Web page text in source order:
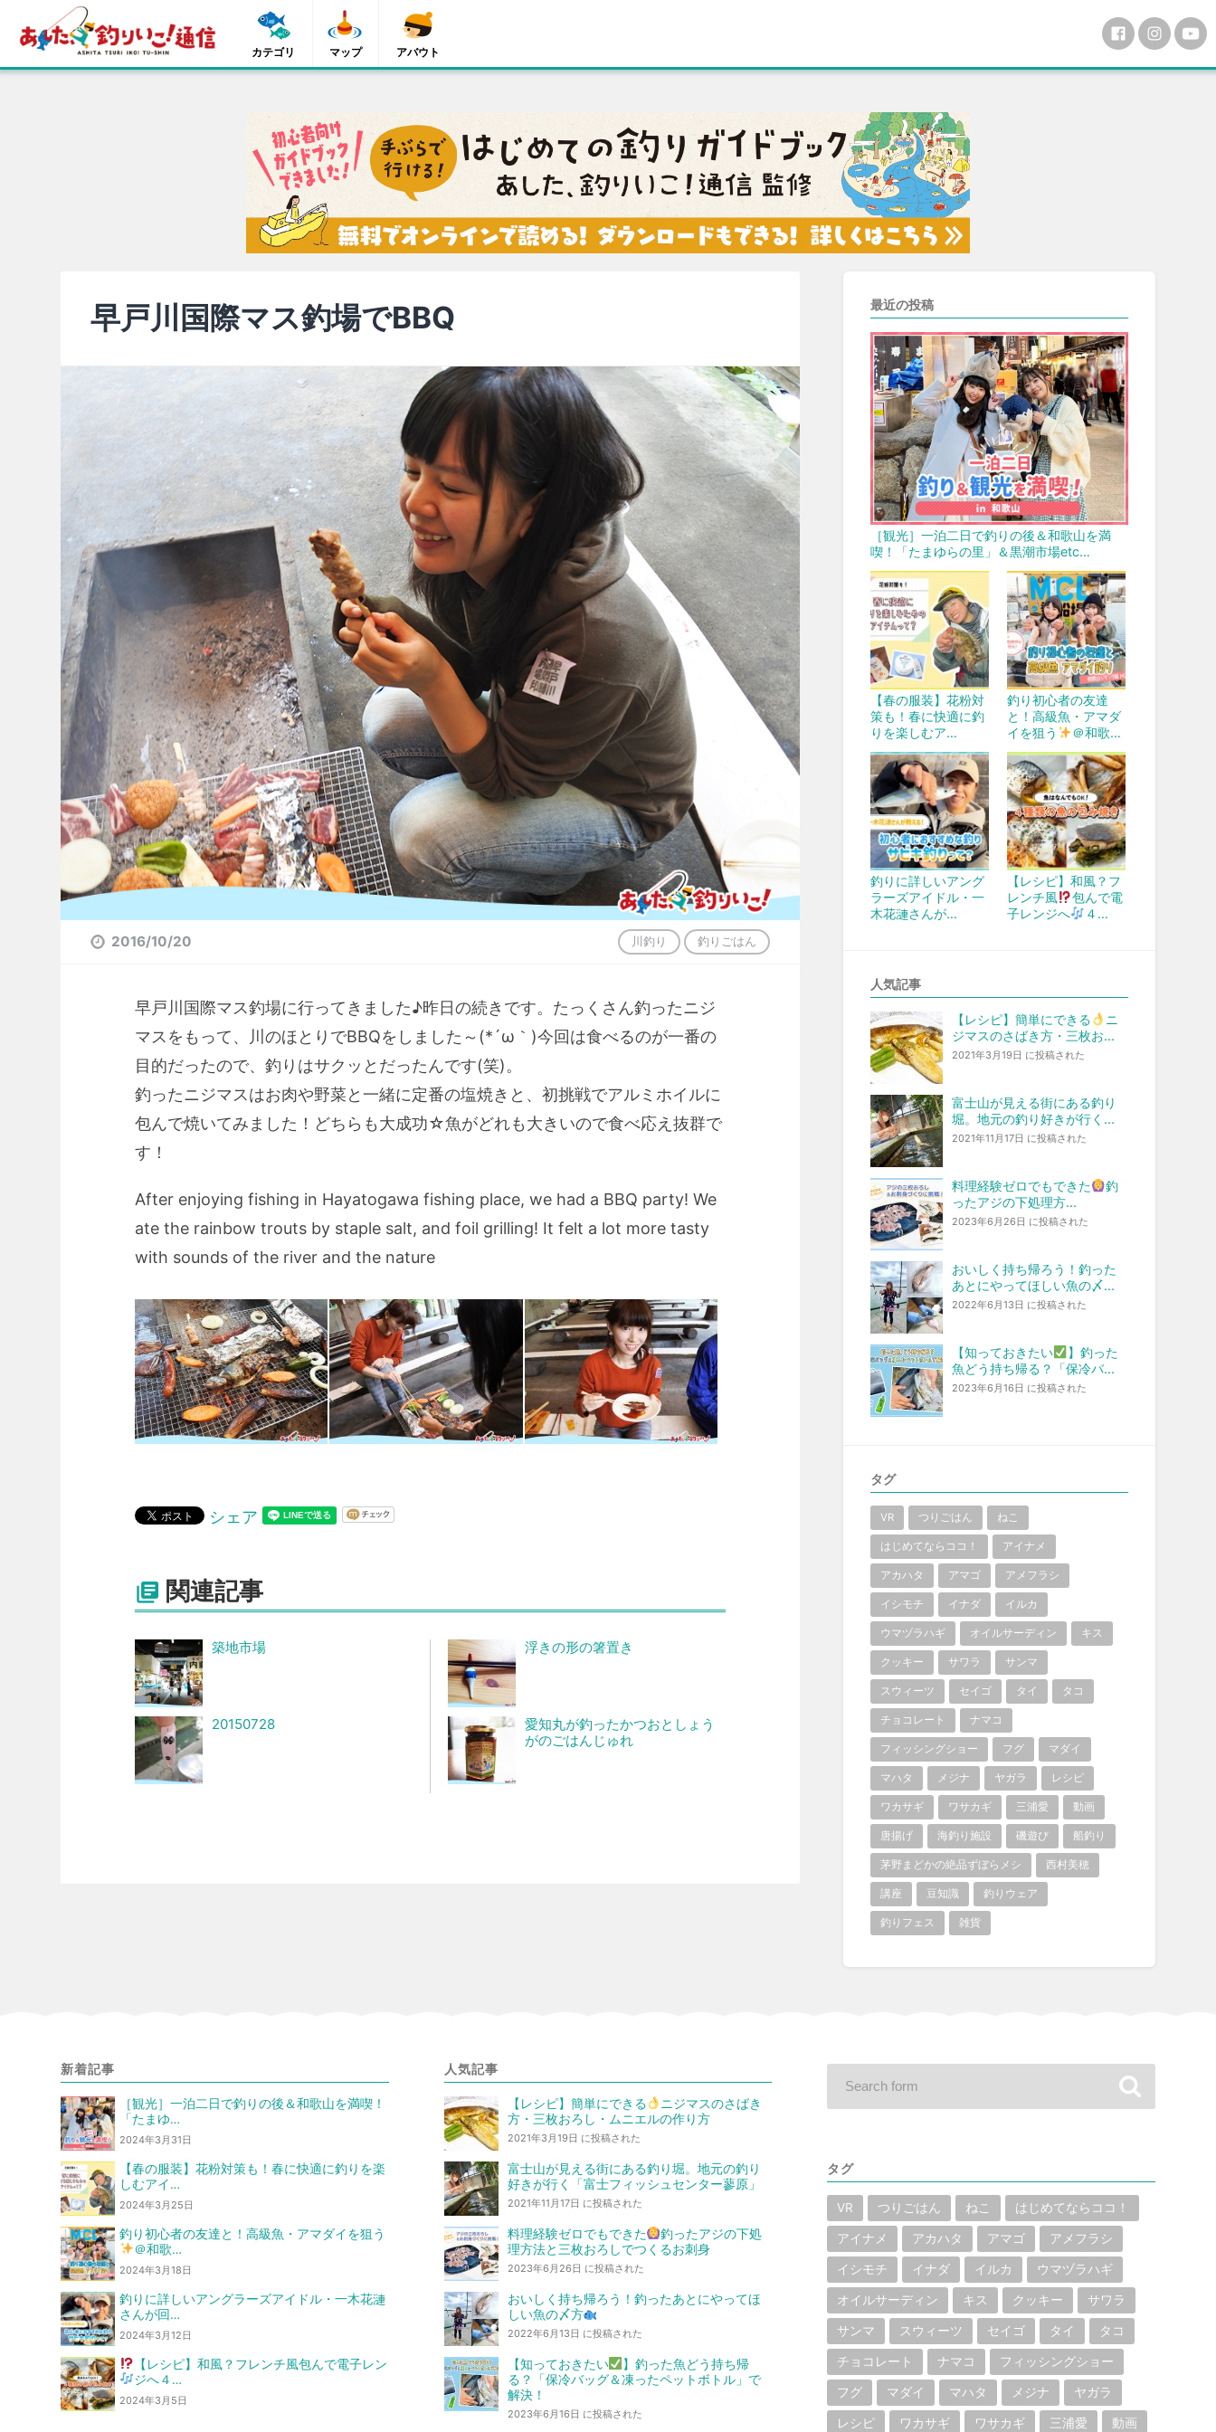
カテゴリ マップ アバウト
早戸川国際マス釣場でBBQ
2016/10/20 川釣り 釣りごはん
早戸川国際マス釣場に行ってきました♪昨日の続きです。たっくさん釣ったニジ
マスをもって、川のほとりでBBQをしました～(*´ω｀)今回は食べるのが一番の
目的だったので、釣りはサクッとだったんです(笑)。
釣ったニジマスはお肉や野菜と一緒に定番の塩焼きと、初挑戦でアルミホイルに
包んで焼いてみました！どちらも大成功☆魚がどれも大きいので食べ応え抜群で
す！
After enjoying fishing in Hayatogawa fishing place, we had a BBQ party! We
ate the rainbow trouts by staple salt, and foil grilling! It felt a lot more tasty
with sounds of the river and the nature
シェア
 関連記事
築地市場
20150728
浮きの形の箸置き
愛知丸が釣ったかつおとしょう
がのごはんじゅれ
最近の投稿
［観光］一泊二日で釣りの後＆和歌山を満
喫！「たまゆらの里」＆黒潮市場etc…
【春の服装】花粉対
策も！春に快適に釣
りを楽しむア…
釣り初心者の友達
と！高級魚・アマダ
イを狙う
＠和歌…
釣りに詳しいアング
ラーズアイドル・一
木花漣さんが…
【レシピ】和風？フ
レンチ風
包んで電
子レンジへ
４…
人気記事
【レシピ】簡単にできる
ニ
ジマスのさばき方・三枚お...
2021年3月19日 に投稿された
富士山が見える街にある釣り
堀。地元の釣り好きが行く...
2021年11月17日 に投稿された
料理経験ゼロでもできた
釣
ったアジの下処理方...
2023年6月26日 に投稿された
おいしく持ち帰ろう！釣った
あとにやってほしい魚の〆...
2022年6月13日 に投稿された
【知っておきたい
】釣った
魚どう持ち帰る？「保冷バ...
2023年6月16日 に投稿された
タグ
VR つりごはん ねこ
はじめてならココ！ アイナメ
アカハタ アマゴ アメフラシ
イシモチ イナダ イルカ
ウマヅラハギ オイルサーディン キス
クッキー サワラ サンマ
スウィーツ セイゴ タイ タコ
チョコレート ナマコ
フィッシングショー フグ マダイ
マハタ メジナ ヤガラ レシピ
ワカサギ ワサカギ 三浦愛 動画
唐揚げ 海釣り施設 磯遊び 船釣り
茅野まどかの絶品ずぼらメシ 西村美穂
講座 豆知識 釣りウェア
釣りフェス 雑貨
新着記事
［観光］一泊二日で釣りの後＆和歌山を満喫！
「たまゆ…
2024年3月31日
【春の服装】花粉対策も！春に快適に釣りを楽
しむアイ…
2024年3月25日
釣り初心者の友達と！高級魚・アマダイを狙う
＠和歌…
2024年3月18日
釣りに詳しいアングラーズアイドル・一木花漣
さんが回…
2024年3月12日
【レシピ】和風？フレンチ風包んで電子レン
ジへ４…
2024年3月5日
人気記事
【レシピ】簡単にできる
ニジマスのさばき
方・三枚おろし・ムニエルの作り方
2021年3月19日 に投稿された
富士山が見える街にある釣り堀。地元の釣り
好きが行く「富士フィッシュセンター蓼原」
2021年11月17日 に投稿された
料理経験ゼロでもできた
釣ったアジの下処
理方法と三枚おろしでつくるお刺身
2023年6月26日 に投稿された
おいしく持ち帰ろう！釣ったあとにやってほ
しい魚の〆方
2022年6月13日 に投稿された
【知っておきたい
】釣った魚どう持ち帰
る？「保冷バッグ＆凍ったペットボトル」で
解決！
2023年6月16日 に投稿された
タグ
VR つりごはん ねこ はじめてならココ！
アイナメ アカハタ アマゴ アメフラシ
イシモチ イナダ イルカ ウマヅラハギ
オイルサーディン キス クッキー サワラ
サンマ スウィーツ セイゴ タイ タコ
チョコレート ナマコ フィッシングショー
フグ マダイ マハタ メジナ ヤガラ
レシピ ワカサギ ワサカギ 三浦愛 動画